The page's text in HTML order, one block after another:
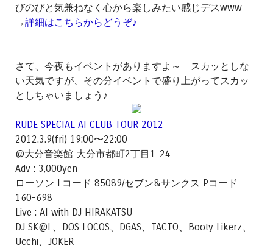
びのびと気兼ねなく心から楽しみたい感じデスwww
→詳細はこちらからどうぞ♪
さて、今夜もイベントがありますよ～ スカッとしな
い天気ですが、その分イベントで盛り上がってスカッ
としちゃいましょう♪
RUDE SPECIAL AI CLUB TOUR 2012
2012.3.9(fri) 19:00〜22:00
@大分音楽館 大分市都町2丁目1-24
Adv : 3,000yen
ローソン Lコード 85089/セブン&サンクス Pコード
160-698
Live : AI with DJ HIRAKATSU
DJ SK@L、DOS LOCOS、DGAS、TACTO、Booty Likerz、
Ucchi、JOKER